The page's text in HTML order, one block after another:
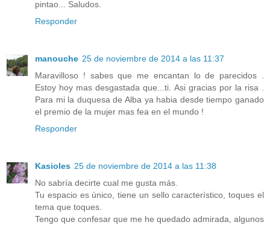
pintao... Saludos.
Responder
manouche 25 de noviembre de 2014 a las 11:37
Maravilloso ! sabes que me encantan lo de parecidos .
Estoy hoy mas desgastada que...ti. Asi gracias por la risa .
Para mi la duquesa de Alba ya habia desde tiempo ganado
el premio de la mujer mas fea en el mundo !
Responder
Kasioles 25 de noviembre de 2014 a las 11:38
No sabría decirte cual me gusta más.
Tu espacio es único, tiene un sello característico, toques el
tema que toques.
Tengo que confesar que me he quedado admirada, algunos